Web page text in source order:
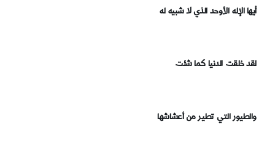
أيها الإله الأوحد الذي لا شبيه له
لقد خلقت الدنيا كما شئت
والطيور التي تطير من أعشاشها